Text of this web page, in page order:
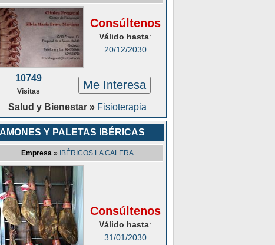
Consúltenos
Válido hasta:
20/12/2030
10749
Visitas Me Interesa
Salud y Bienestar » Fisioterapia
Y PALETAS IBÉRICAS
Empresa» IBÉRICOS LA CALERA
Consúltenos
Válido hasta:
31/01/2030